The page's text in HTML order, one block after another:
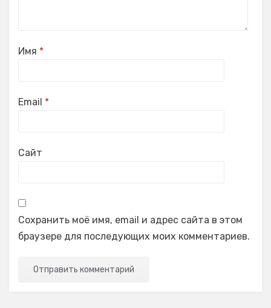
Имя *
Email *
Сайт
Сохранить моё имя, email и адрес сайта в этом
браузере для последующих моих комментариев.